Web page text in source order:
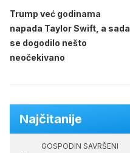
Trump već godinama
napada Taylor Swift, a sada
se dogodilo nešto
neočekivano
Najčitanije
GOSPODIN SAVRŠENI